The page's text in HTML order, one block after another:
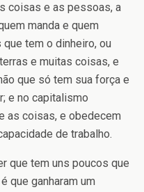
coisas e as pessoas, a
manda e quem
tem o dinheiro, ou
e muitas coisas, e
que só tem sua força e
e no capitalismo
as coisas, e obedecem
de trabalho.
que tem uns poucos que
que ganharam um